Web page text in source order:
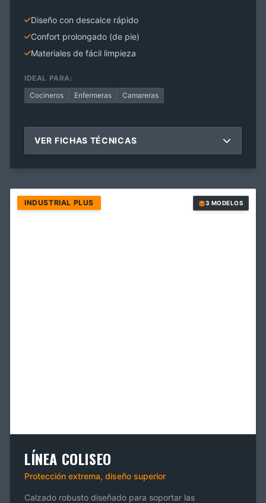
Diseño con descalce rápido
Confort prolongado (de pie)
Materiales de fácil limpieza
IDEAL PARA:
Cocineros
Enfermeras Camareras
VER FICHAS TÉCNICAS
INDUSTRIAL PLUS 3 MODELOS
LÍNEA COLISEO
Protección extrema, diseño superior
Calzado robusto diseñado para soportar las